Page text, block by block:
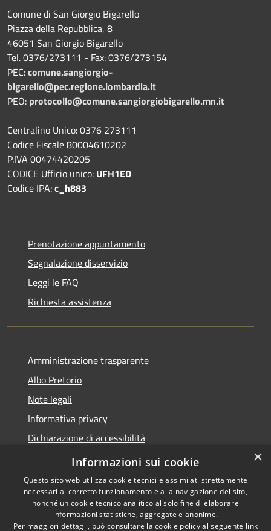
Comune di San Giorgio Bigarello
Piazza della Repubblica, 8
46051 San Giorgio Bigarello
Tel. 0376/273111 - Fax: 0376/273154
PEC:comune.sangiorgio-
bigarello@pec.regione.lombardia.it
PEO: protocollo@comune.sangiorgiobigarello.mn.it
Centralino Unico: 0376 273111
Codice Fiscale 80004610202
P.IVA 00474420205
CODICE Ufficio unico: UFH1ED
Codice IPA:c_h883
Prenotazione appuntamento
Segnalazione disservizio
Leggi le FAQ
Richiesta assistenza
Amministrazione trasparente
Albo Pretorio
Note legali
Informativa privacy
Dichiarazione di accessibilità
Obiettivi di accessibilità
Copyright © 2026 • Comune di
×
Informazioni sui cookie
Questo sito web utilizza cookie tecnici e assimilati strettamente
necessari al corretto funzionamento e alla navigazione del sito,
nonché un cookie tecnico analitico al solo fine di elaborare
informazioni statistiche, aggregate e anonime.
Per maggiori dettagli, può consultare la cookie policy al seguente link